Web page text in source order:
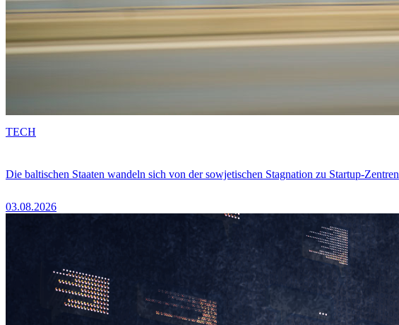
Die baltischen Staaten wandeln sich von der sowjetischen Stagnation zu Startup-Zentren
03.08.2026
TECH